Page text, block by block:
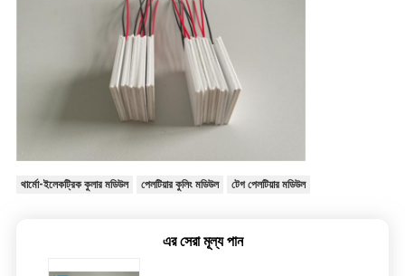
থার্মো-ইলেকট্রিক কুলার মডিউল পেলটিয়ার কুলিং মডিউল টেগ পেলটিয়ার মডিউল
এর সেরা মূল্য পান